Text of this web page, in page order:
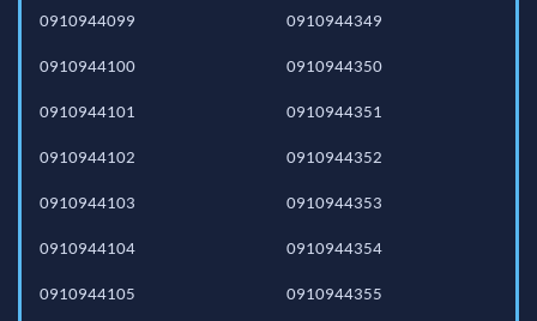
0910944099
0910944100
0910944101
0910944102
0910944103
0910944104
0910944105
0910944349
0910944350
0910944351
0910944352
0910944353
0910944354
0910944355